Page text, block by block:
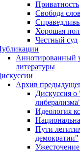
Приватность
Свобода
Хорошая
Честный суд
Аннотированный
литературы
Архив
Дискуссия о
Идеология
Пути
демократии"